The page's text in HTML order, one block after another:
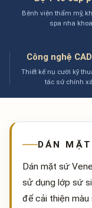
Bệnh viện thẩm mỹ,
spa nha khoa
Công nghệ
Thiết kế nụ cười kỹ
tác sứ chính
DÁN
Dán mặt sứ
sử dụng lớp sứ
để cải thiện màu